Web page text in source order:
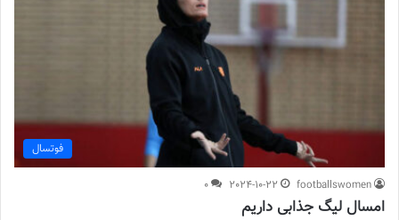
فوتسال
footballswomen
2024-10-22
0
امسال لیگ جذابی داریم